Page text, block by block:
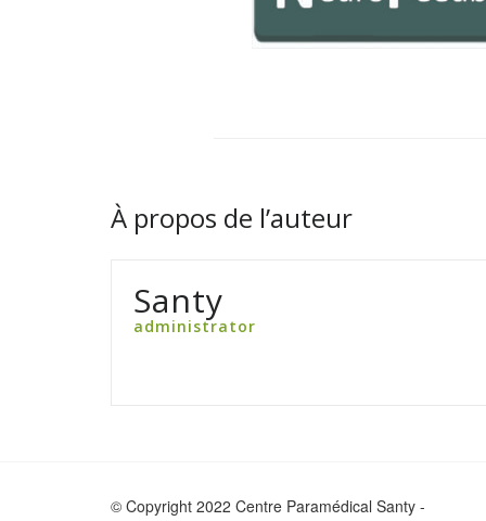
À propos de l’auteur
Santy
administrator
© Copyright 2022 Centre Paramédical Santy -